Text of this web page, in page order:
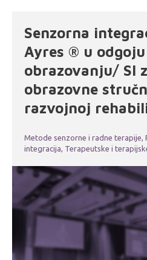
Senzorna
Ayres ® u
obrazovanju/ SI
obrazovne
razvojnoj
Metode senzorne i radne terapije,
integracija, Terapeutske i